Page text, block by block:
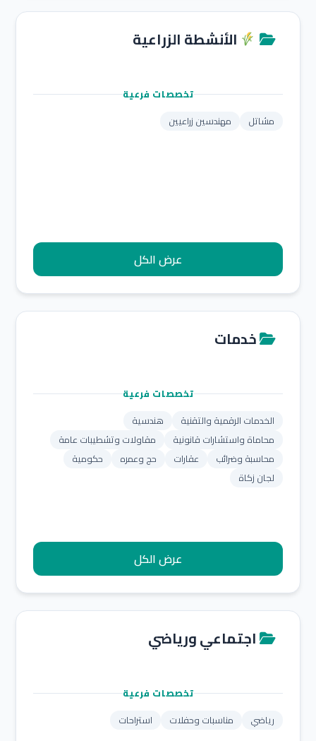
الأنشطة الزراعية
تخصصات فرعية
مشاتل
مهندسين زراعيين
عرض الكل
خدمات
تخصصات فرعية
الخدمات الرقمية والتقنية
هندسية
محاماة واستشارات قانونية
مقاولات وتشطيبات عامة
محاسبة وضرائب
عقارات حج وعمره
حكومية
لجان زكاة
عرض الكل
اجتماعي ورياضي
تخصصات فرعية
رياضي
مناسبات وحفلات استراحات